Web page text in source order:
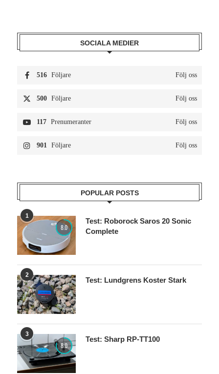
SOCIALA MEDIER
516 Följare Följ oss
500 Följare Följ oss
117 Prenumeranter Följ oss
901 Följare Följ oss
POPULAR POSTS
1
8.0
Test: Roborock Saros 20 Sonic
Complete
2
Test: Lundgrens Koster Stark
3
8.0
Test: Sharp RP-TT100